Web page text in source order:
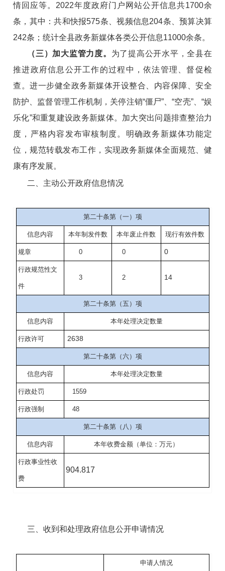
情回应等。 2022年度政府门户网站公开信息共1700余
条，其中：共和快报575条、视频信息204条、预算决算
242条；统计全县政务新媒体各类公开信息11000余条。
（三） 加大监管力度。 为了提高公开水平，全县在
推进政府信息公开工作的过程中，依法管理、督促检
查。进一步健全政务新媒体开设整合、内容保障、安全
防护、监督管理工作机制，关停注销“僵尸”、“空壳”、“娱
乐化”和重复建设政务新媒体。加大突出问题排查整治力
度，严格内容发布审核制度。明确政务新媒体功能定
位，规范转载发布工作，实现政务新媒体全面规范、健
康有序发展。
二、主动公开政府信息情况
第二十条第（一）项
信息内容 本年制发件数 本年废止件数 现行有效件数
规章 0 0 0
行政规范性文
件
3 2 14
第二十条第（五）项
信息内容 本年处理决定数量
行政许可 2638
第二十条第（六）项
信息内容 本年处理决定数量
行政处罚 1559
行政强制 48
第二十条第（八）项
信息内容 本年收费金额（单位：万元）
行政事业性收
费
904.817
三、收到和处理政府信息公开申请情况
申请人情况